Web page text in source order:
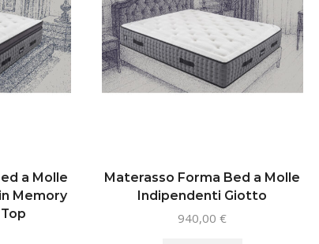
a Molle
Memory
Materasso Forma Bed a Molle
Indipendenti Giotto
940,00€